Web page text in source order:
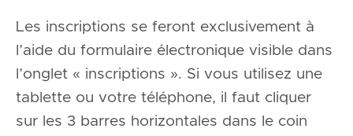
Les inscriptions se feront exclusivement à
l’aide du formulaire électronique visible dans
l’onglet « inscriptions ». Si vous utilisez une
tablette ou votre téléphone, il faut cliquer
sur les 3 barres horizontales dans le coin